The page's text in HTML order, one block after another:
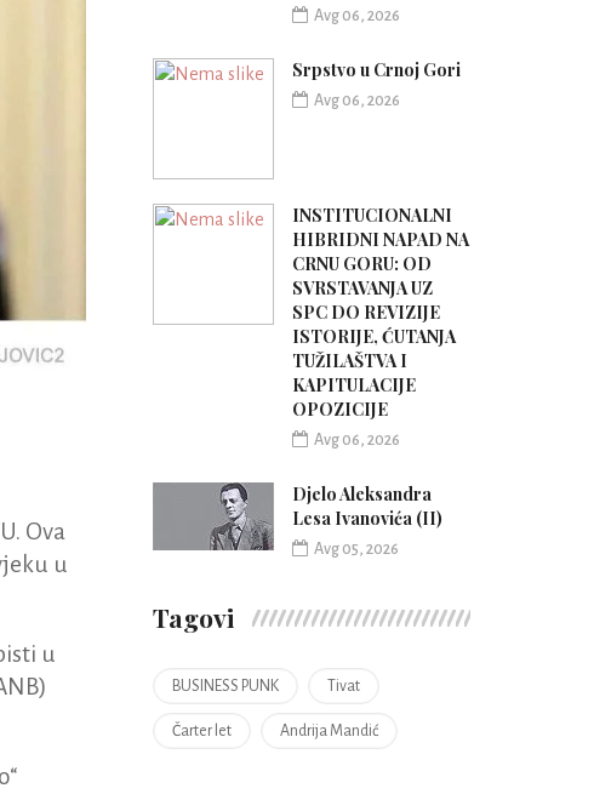
Ova
u
u
Avg 06, 2026
Srpstvo u Crnoj Gori
Avg 06, 2026
INSTITUCIONALNI
HIBRIDNI NAPAD NA
CRNU GORU: OD
SVRSTAVANJA UZ
SPC DO REVIZIJE
ISTORIJE, ĆUTANJA
TUŽILAŠTVA I
KAPITULACIJE
OPOZICIJE
Avg 06, 2026
Djelo Aleksandra
Lesa Ivanovića (II)
Avg 05, 2026
Tagovi
BUSINESS PUNK Tivat
Čarter let Andrija Mandić